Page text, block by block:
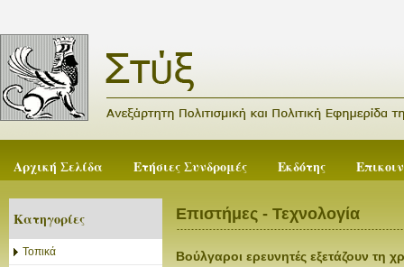
Αρχική Σελίδα Ετήσιες Συνδρομές Εκδότης
Κατηγορίες
Τοπικά
Επιστήμες - Τεχνολογία
Βούλγαροι ερευνητές εξετάζουν τη